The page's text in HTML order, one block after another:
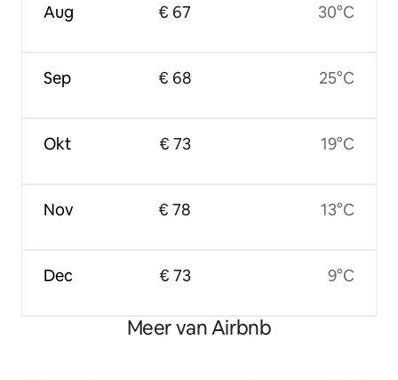
Aug
Sep
Okt
Nov
Dec
€ 67
€ 68
€ 73
€ 78
€ 73
30°C
25°C
19°C
13°C
9°C
Meer van Airbnb